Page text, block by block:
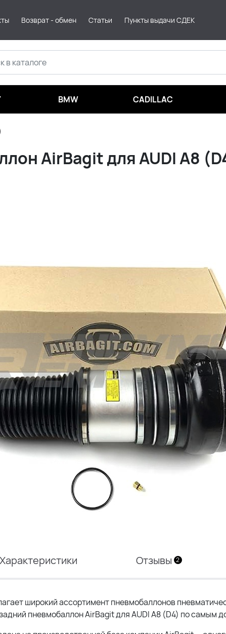
Возврат - обмен Статьи Пункты выдачи СДЕК
BMW CADILLAC
AirBagit для AUDI A8
Характеристики Отзывы 2
широкий ассортимент пневмобаллонов
пневмобаллон AirBagit для AUDI A8 (D4) по самым